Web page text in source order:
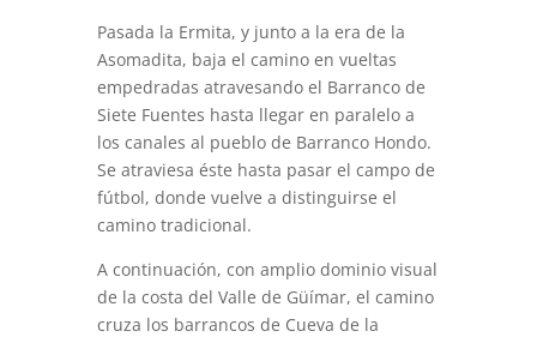
Pasada la Ermita, y junto a la era de la
Asomadita, baja el camino en vueltas
empedradas atravesando el Barranco de
Siete Fuentes hasta llegar en paralelo a
los canales al pueblo de Barranco Hondo.
Se atraviesa éste hasta pasar el campo de
fútbol, donde vuelve a distinguirse el
camino tradicional.
A continuación, con amplio dominio visual
de la costa del Valle de Güímar, el camino
cruza los barrancos de Cueva de la